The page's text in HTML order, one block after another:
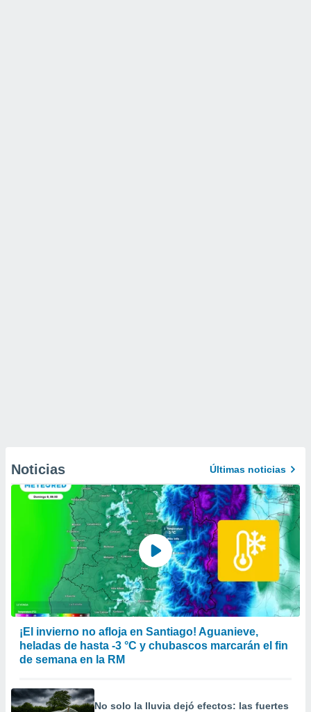
Noticias Últimas noticias
¡El invierno no afloja en Santiago! Aguanieve,
heladas de hasta -3 °C y chubascos marcarán el fin
de semana en la RM
No solo la lluvia dejó efectos: las fuertes